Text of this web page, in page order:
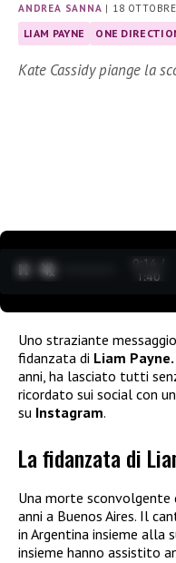
ANDREA SANNA | 18
LIAM PAYNE ONE
Kate Cassidy piange la
0:15 /
1:40
Uno straziante
fidanzata di Liam Payne.
anni, ha lasciato tutti
ricordato sui social con
su Instagram.
La fidanzata di
Una morte sconvolgente
anni a Buenos Aires. Il
in Argentina insieme alla
insieme hanno assistito